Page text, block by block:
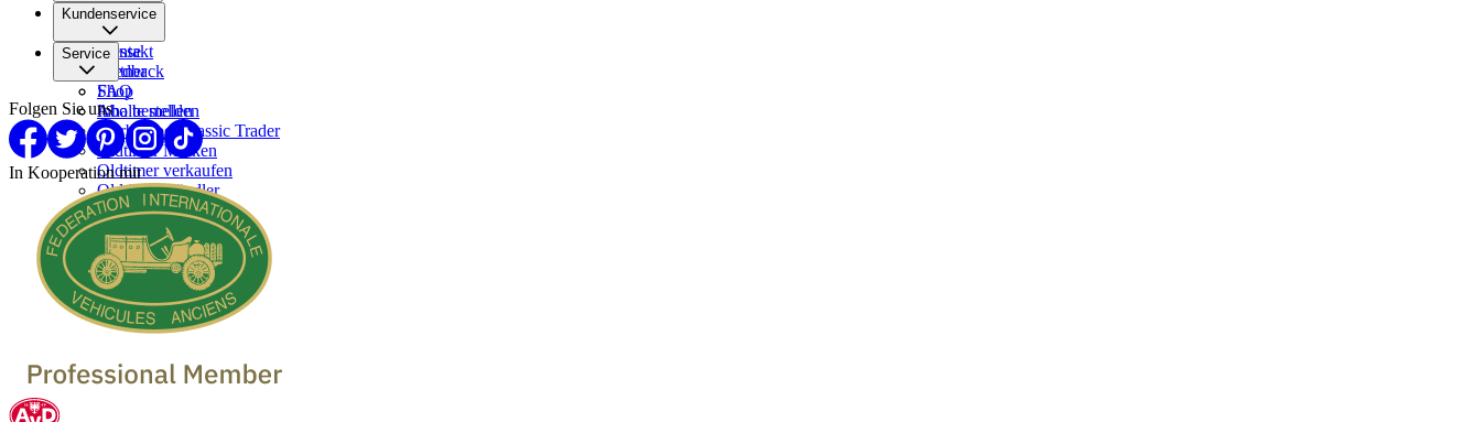
Über uns
Karriere
Presse
Partner
Kundenservice
Kontakt
Feedback
FAQ
Inhalte melden
Service
Shop
Abo bestellen
Werben bei Classic Trader
Oldtimer Marken
Oldtimer verkaufen
Oldtimer Händler
Folgen Sie uns
In Kooperation mit